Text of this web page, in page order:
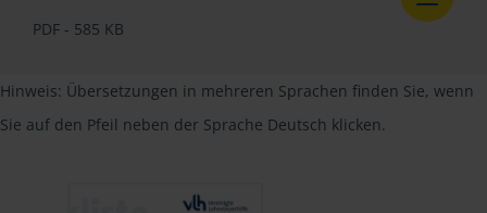
PDF - 585 KB
Hinweis: Übersetzungen in mehreren Sprachen finden Sie, wenn
Sie auf den Pfeil neben der Sprache Deutsch klicken.